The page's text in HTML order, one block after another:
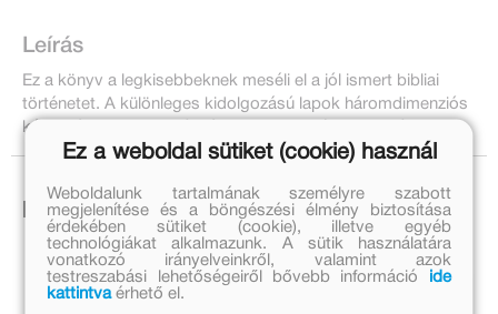
Leírás
Ez a könyv a legkisebbeknek meséli el a jól ismert bibliai
történetet. A különleges kidolgozású lapok háromdimenziós
képet tárnak az olvasó elé. 10 oldalas színes lapozó.
Ezek is érdekelhetnek!
Ez a weboldal sütiket (cookie) használ
Weboldalunk tartalmának személyre szabott
megjelenítése és a böngészési élmény biztosítása
érdekében sütiket (cookie), illetve egyéb
technológiákat alkalmazunk. A sütik használatára
vonatkozó irányelveinkről, valamint azok
testreszabási lehetőségeiről bővebb információ
ide
kattintvaérhető el.